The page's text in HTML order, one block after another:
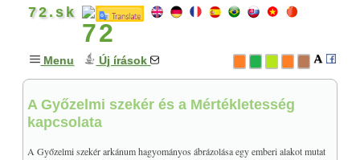
72.sk
Menu Új írások
GONDOLATOK+
MISZTIKA & MÁGIA
TAROT+
A Győzelmi szekér és a Mértékletesség
kapcsolata
A Győzelmi szekér arkánum hagyományos ábrázolása egy emberi alakot mutat